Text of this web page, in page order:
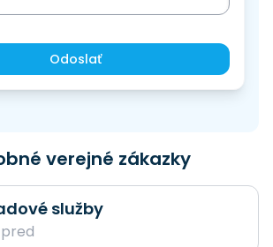
Odoslať
verejné zákazky
služby
pred